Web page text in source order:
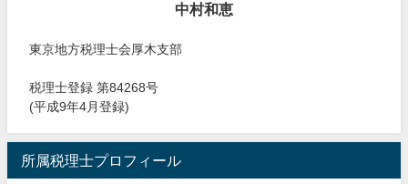
中村和恵
東京地方税理士会厚木支部
税理士登録 第84268号
(平成9年4月登録)
所属税理士プロフィール